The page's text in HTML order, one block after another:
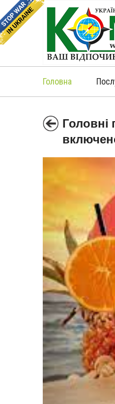
Головна
Головні